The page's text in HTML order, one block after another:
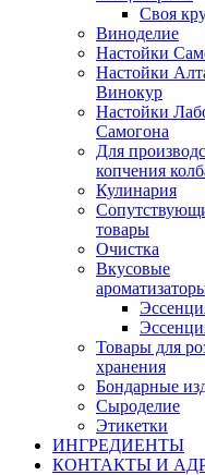
Своя
Виноделие
Настойки
Настойки
Винокур
Настойки
Самогона
Для
копчения
Кулинария
товары
Очистка
Вкусовые
Товары для
хранения
Бондарные
Cыроделие
Этикетки
ИНГРЕДИЕНТЫ
КОНТАКТЫ И